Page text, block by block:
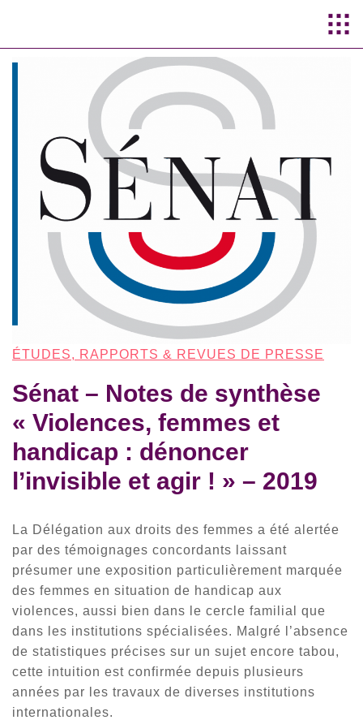
ÉTUDES, RAPPORTS & REVUES DE PRESSE
Sénat – Notes de synthèse
« Violences, femmes et
handicap : dénoncer
l’invisible et agir ! » – 2019
La Délégation aux droits des femmes a été alertée
par des témoignages concordants laissant
présumer une exposition particulièrement marquée
des femmes en situation de handicap aux
violences, aussi bien dans le cercle familial que
dans les institutions spécialisées. Malgré l’absence
de statistiques précises sur un sujet encore tabou,
cette intuition est confirmée depuis plusieurs
années par les travaux de diverses institutions
internationales.